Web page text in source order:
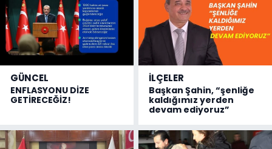
GÜNCEL
ENFLASYONU DİZE
GETİRECEĞİZ!
İLÇELER
Başkan Şahin, “şenliğe
kaldığımız yerden
devam ediyoruz”